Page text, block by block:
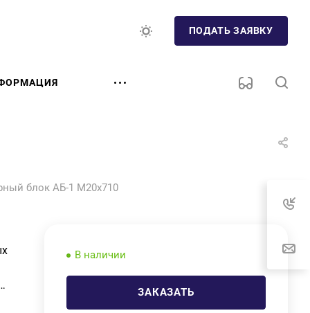
ПОДАТЬ ЗАЯВКУ
блок АБ-1 М20х710
В наличии
ЗАКАЗАТЬ